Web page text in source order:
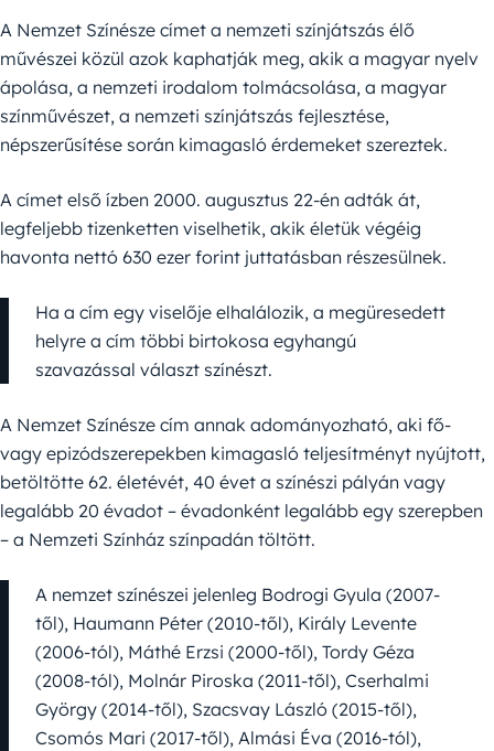
A Nemzet Színésze címet a nemzeti színjátszás élő
művészei közül azok kaphatják meg, akik a magyar nyelv
ápolása, a nemzeti irodalom tolmácsolása, a magyar
színművészet, a nemzeti színjátszás fejlesztése,
népszerűsítése során kimagasló érdemeket szereztek.
A címet első ízben 2000. augusztus 22-én adták át,
legfeljebb tizenketten viselhetik, akik életük végéig
havonta nettó 630 ezer forint juttatásban részesülnek.
Ha a cím egy viselője elhalálozik, a megüresedett
helyre a cím többi birtokosa egyhangú
szavazással választ színészt.
A Nemzet Színésze cím annak adományozható, aki fő-
vagy epizódszerepekben kimagasló teljesítményt nyújtott,
betöltötte 62. életévét, 40 évet a színészi pályán vagy
legalább 20 évadot – évadonként legalább egy szerepben
– a Nemzeti Színház színpadán töltött.
A nemzet színészei jelenleg Bodrogi Gyula (2007-
től), Haumann Péter (2010-től), Király Levente
(2006-tól), Máthé Erzsi (2000-től), Tordy Géza
(2008-tól), Molnár Piroska (2011-től), Cserhalmi
György (2014-től), Szacsvay László (2015-től),
Csomós Mari (2017-től), Almási Éva (2016-tól),